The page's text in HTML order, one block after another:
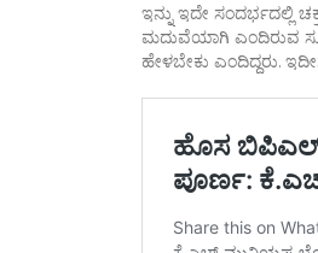
ಇನ್ನು ಇದೇ
ಮದುವೆಯಾಗಿ ಎಂದಿರುವ
ಹೇಳಬೇಕು ಎಂದಿದ್ದರು.